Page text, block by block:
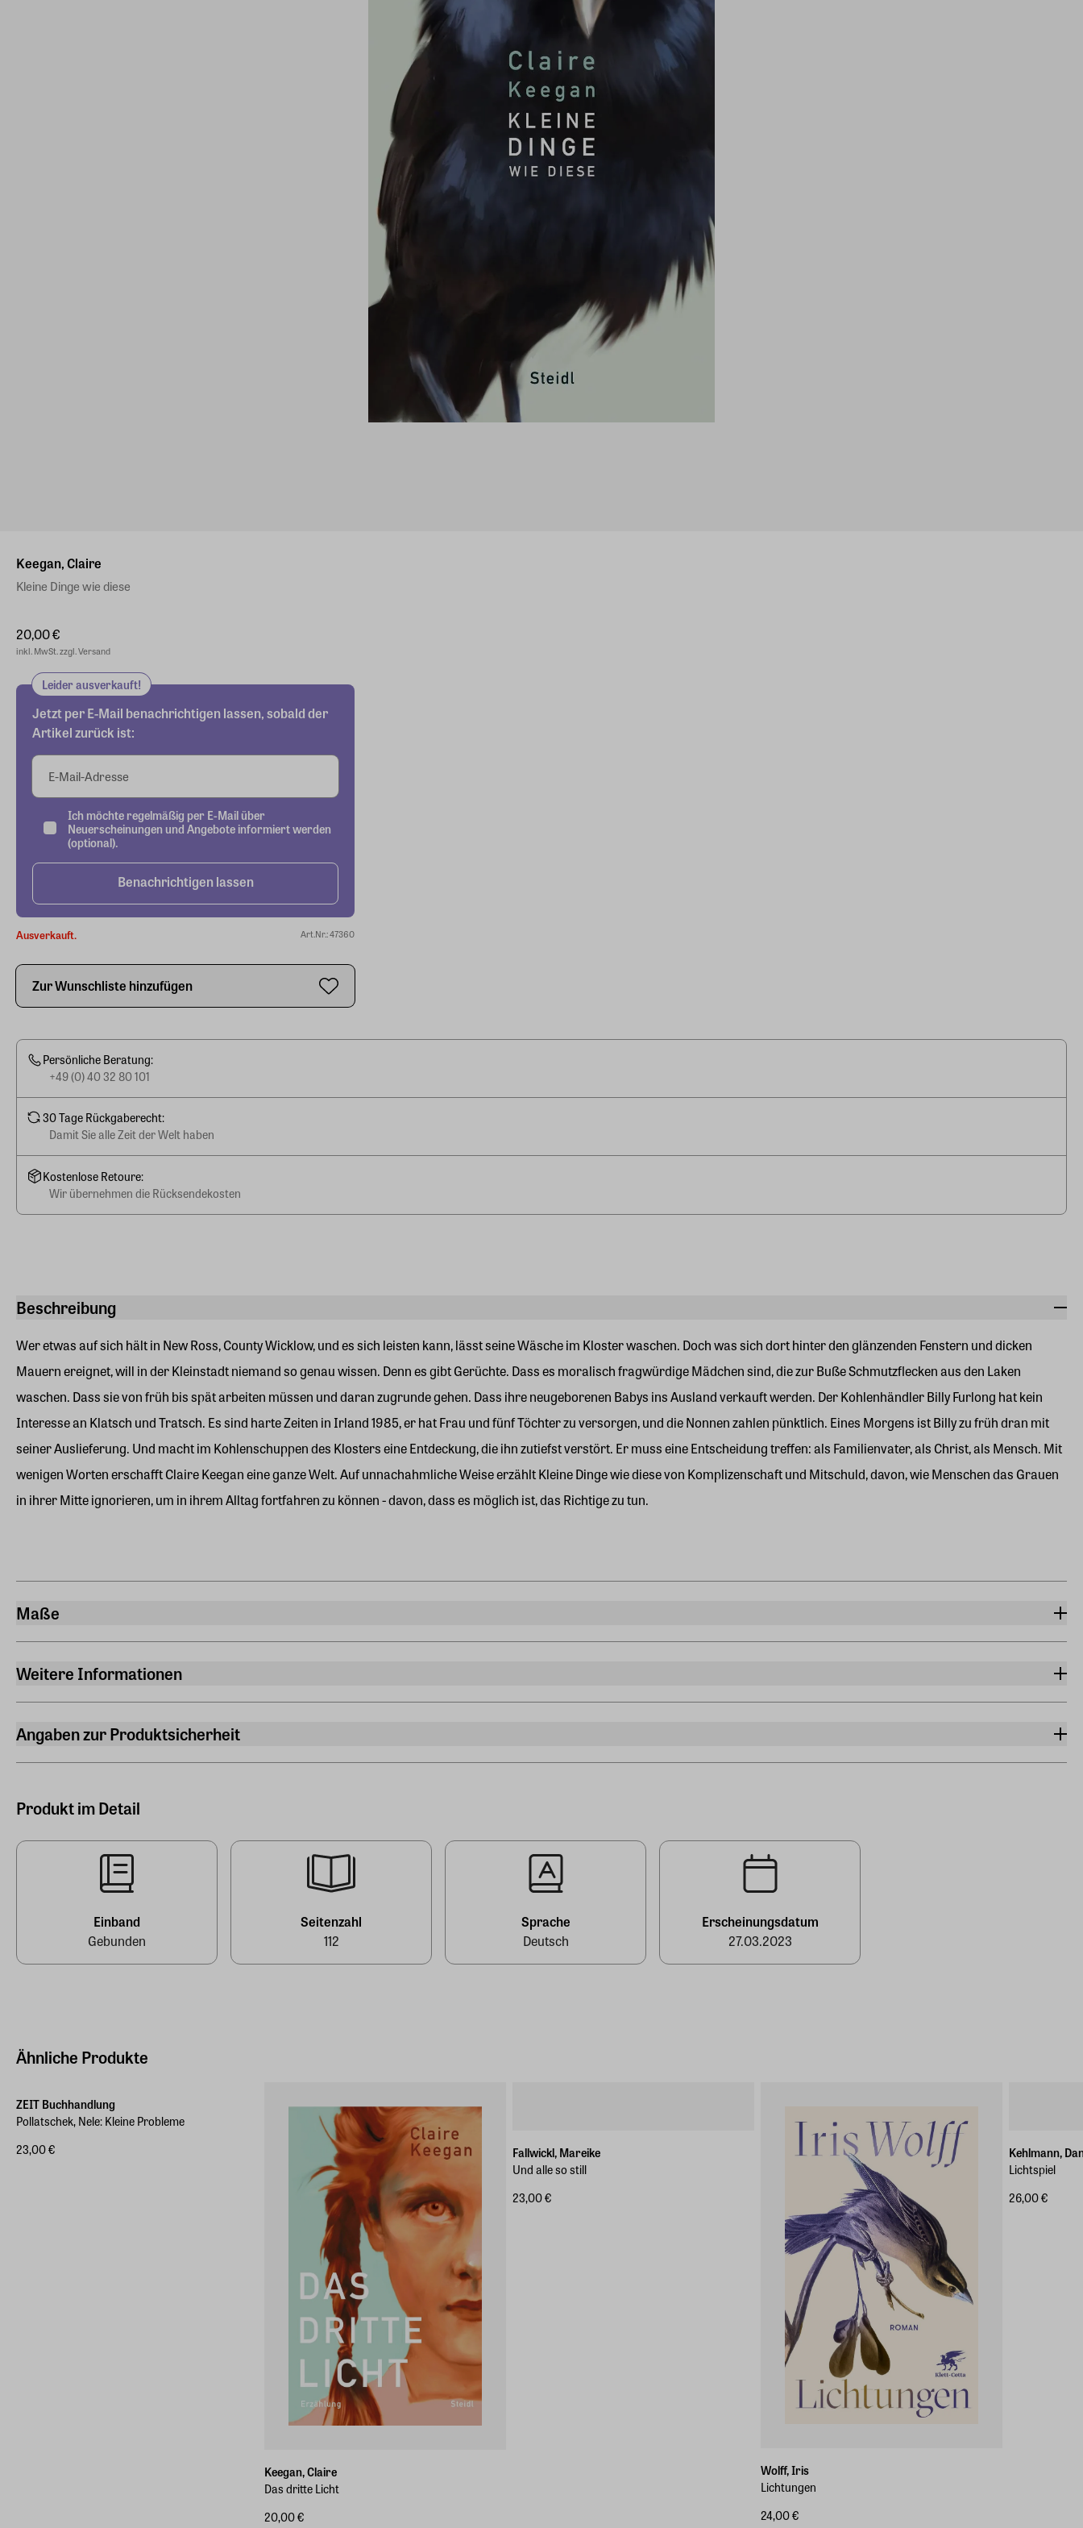
Beschreibung
Wer etwas auf sich hält in New Ross, County Wicklow, und es sich leisten kann, lässt seine Wäsche im Kloster waschen. Doch was sich dort hinter den glänzenden Fenstern und dicken
Mauern ereignet, will in der Kleinstadt niemand so genau wissen. Denn es gibt Gerüchte. Dass es moralisch fragwürdige Mädchen sind, die zur Buße Schmutzflecken aus den Laken
waschen. Dass sie von früh bis spät arbeiten müssen und daran zugrunde gehen. Dass ihre neugeborenen Babys ins Ausland verkauft werden. Der Kohlenhändler Billy Furlong hat kein
Interesse an Klatsch und Tratsch. Es sind harte Zeiten in Irland 1985, er hat Frau und fünf Töchter zu versorgen, und die Nonnen zahlen pünktlich. Eines Morgens ist Billy zu früh dran mit
seiner Auslieferung. Und macht im Kohlenschuppen des Klosters eine Entdeckung, die ihn zutiefst verstört. Er muss eine Entscheidung treffen: als Familienvater, als Christ, als Mensch. Mit
wenigen Worten erschafft Claire Keegan eine ganze Welt. Auf unnachahmliche Weise erzählt Kleine Dinge wie diese von Komplizenschaft und Mitschuld, davon, wie Menschen das Grauen
in ihrer Mitte ignorieren, um in ihrem Alltag fortfahren zu können - davon, dass es möglich ist, das Richtige zu tun.
Maße
Länge
21,10 cm
Höhe
0,228 kg
Weitere Informationen
Übersetzt von
Oeser, Hans-Christian
Verlag
Steidl GmbH & Co.OHG
EAN
9783969990650
Angaben zur Produktsicherheit
Deutschland (EU)
Produkt im Detail
Einband
Gebunden
Seitenzahl
112
Sprache
Deutsch
Erscheinungsdatum
27.03.2023
Keegan, Claire
Kleine Dinge wie diese
20,00 €
inkl. MwSt. zzgl. Versand
Leider ausverkauft!
Jetzt per E-Mail benachrichtigen lassen, sobald der
Artikel zurück ist:
E-Mail-Adresse
Ich möchte regelmäßig per E-Mail über
Neuerscheinungen und Angebote informiert werden
(optional).
Benachrichtigen lassen
Ausverkauft. Art.Nr.: 47360
Zur Wunschliste hinzufügen
Persönliche Beratung:
+49 (0) 40 32 80 101
30 Tage Rückgaberecht:
Damit Sie alle Zeit der Welt haben
Kostenlose Retoure:
Wir übernehmen die Rücksendekosten
Ähnliche Produkte
ZEIT Buchhandlung
Pollatschek, Nele: Kleine Probleme
23,00 €
Keegan, Claire
Das dritte Licht
20,00 €
Fallwickl, Mareike
Und alle so still
23,00 €
Wolff, Iris
Lichtungen
24,00 €
Kehlmann,
Lichtspiel
26,00 €